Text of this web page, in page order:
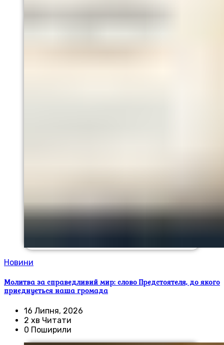
Новини
Молитва за справедливий мир: слово Предстоятеля, до якого
приєднується наша громада
16 Липня, 2026
2 хв Читати
0 Поширили